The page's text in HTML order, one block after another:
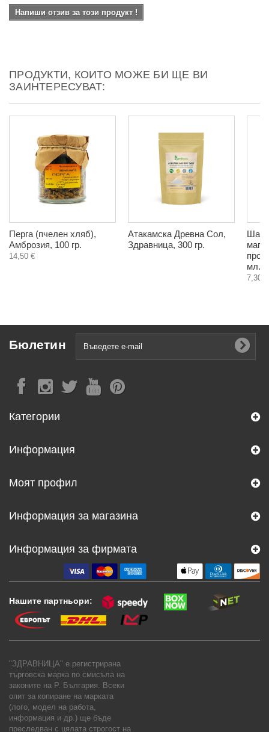
Напиши отзив за този продукт !
ПРОДУКТИ, КОИТО МОЖЕ БИ ЩЕ ВИ
ЗАИНТЕРЕСУВАТ:
Перга (пчелен хляб),
Амброзия, 100 гр.
14,50 €
Атакамска Древна Сол,
Здравница, 300 гр.
мл.
7,30 €
Бюлетин
Категории
Информация
Моят профил
Информация за магазина
Информация за фирмата
Нашите партньори:
"ЗДРАВНИЦА" е регистрирана
търговска марка по смисъла на
законите на Р. България. Всеки
опит за копиране на марката
(лого, модел на работа,
информация и др.) ще бъде
преследван с цялата строгост на